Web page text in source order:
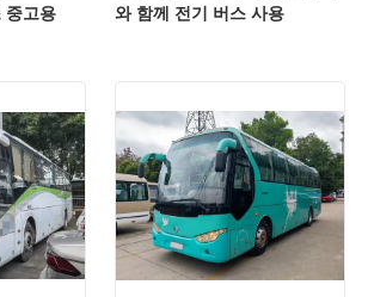
중고용
와 함께 전기 버스 사용